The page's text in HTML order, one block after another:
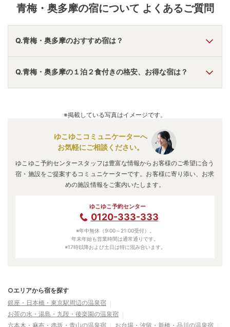
青梅・奥多摩の宿について よくあるご質問
Q.青梅・奥多摩のおすすめ宿は？
A.「亀の井ホテル 青梅」・「東京・奥多摩温泉 おくたま
」 ・ 「奥多摩の風 はとのす荘 」などの旅館・ホテルがおす
すめの宿泊先です。
Q.青梅・奥多摩の１泊２食付きの格安、お得な宿は？
な価格で泊まれる宿泊先です。
※掲載している写真はイメージです。
ゆこゆこコミュニケーターへ
お気軽にご相談ください。
ゆこゆこ予約センタースタッフは豊富な情報からお客様のご希望に合う
宿・施設をご提案するコミュニケーターです。お客様に寄り添い、お求
めの施設情報をご案内いたします。
ゆこゆこ予約センター
0120-333-333
※年中無休（9:00～21:00受付）。
年末年始も営業時間は通常通りです。
※17時以降および土日は特に混み合います。
○エリアから宿を探す
銀座・日本橋・東京駅周辺の温泉宿
お茶の水・湯島・九段・後楽園の温泉宿
六本木・麻布・赤坂・青山の温泉宿
お台場・汐留・新橋・品川の温泉宿